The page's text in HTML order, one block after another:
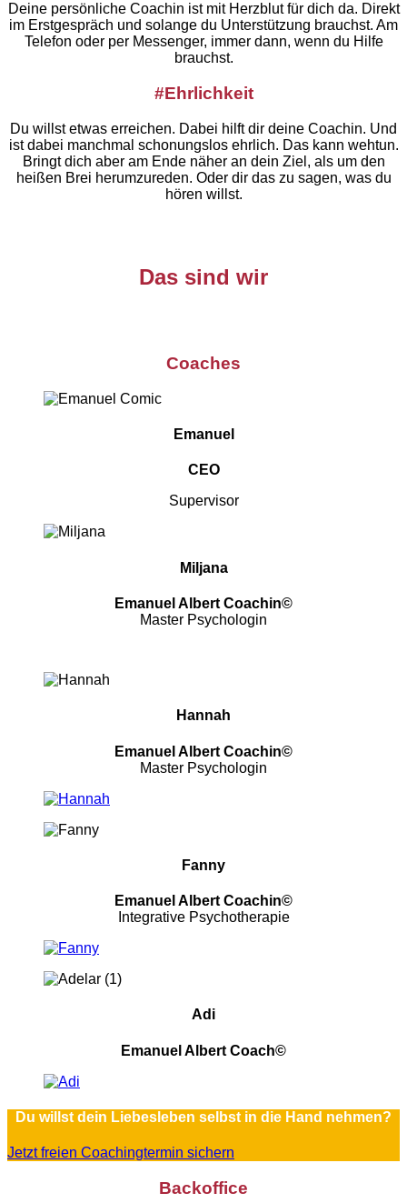
Deine persönliche Coachin ist mit Herzblut für dich da. Direkt
im Erstgespräch und solange du Unterstützung brauchst. Am
Telefon oder per Messenger, immer dann, wenn du Hilfe
brauchst.
#Ehrlichkeit
Du willst etwas erreichen. Dabei hilft dir deine Coachin. Und
ist dabei manchmal schonungslos ehrlich. Das kann wehtun.
Bringt dich aber am Ende näher an dein Ziel, als um den
heißen Brei herumzureden. Oder dir das zu sagen, was du
hören willst.
Das sind wir
Coaches
Emanuel
CEO
Supervisor
Miljana
Emanuel Albert Coachin©
Master Psychologin
Hannah
Emanuel Albert Coachin©
Master Psychologin
Fanny
Emanuel Albert Coachin©
Integrative Psychotherapie
Adi
Emanuel Albert Coach©
Du willst dein Liebesleben selbst in die Hand nehmen?
Jetzt freien Coachingtermin sichern
Backoffice